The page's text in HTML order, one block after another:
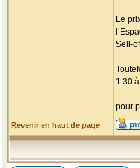
Le
Sell-
1.30
pour
Revenir en haut de page